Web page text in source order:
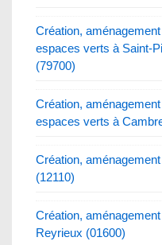
Création,
espaces verts à Saint-
(79700)
Création,
espaces verts à
Création,
(12110)
Création,
Reyrieux (01600)